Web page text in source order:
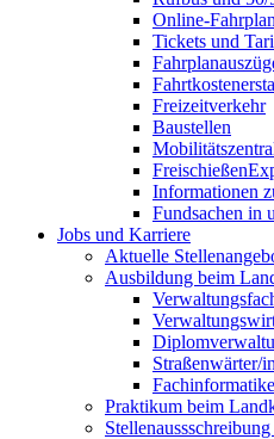
Online-
Tickets und
Freizeitverkehr
Baustellen
Informationen
Fundsachen in
Jobs und Karriere
Aktuelle
Ausbildung beim
Straßenwärter/in
Praktikum beim